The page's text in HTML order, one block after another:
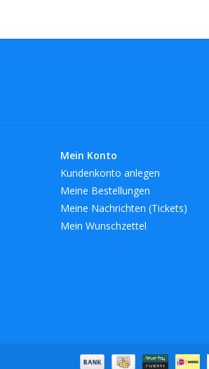
Mein Konto
Kundenkonto anlegen
Meine Bestellungen
Meine Nachrichten (Tickets)
Mein Wunschzettel